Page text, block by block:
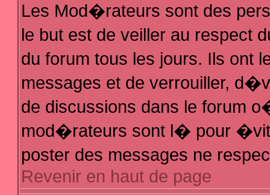
Les Mod�rateurs sont des
le but est de veiller au respect
du forum tous les jours. Ils ont
messages et de verrouiller,
de discussions dans le forum
mod�rateurs sont l� pour
poster des messages ne
Revenir en haut de page